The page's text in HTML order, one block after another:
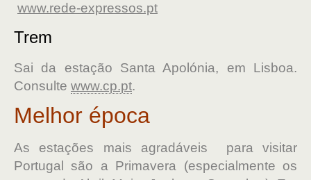
www.rede-expressos.pt
Trem
Sai da estação Santa Apolónia, em Lisboa.
Consulte www.cp.pt.
Melhor época
As estações mais agradáveis para visitar
Portugal são a Primavera (especialmente os